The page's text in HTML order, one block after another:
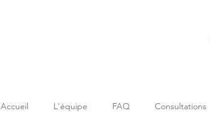
Accueil L'équipe FAQ Consultations